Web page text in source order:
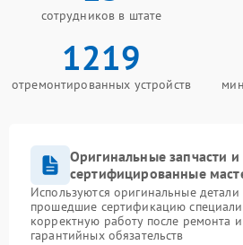
сотрудников в штате
1219
отремонтированных устройств
Оригинальные запчасти и
сертифицированные
Используются оригинальные
прошедшие сертификацию
корректную работу после ремонта
гарантийных обязательств